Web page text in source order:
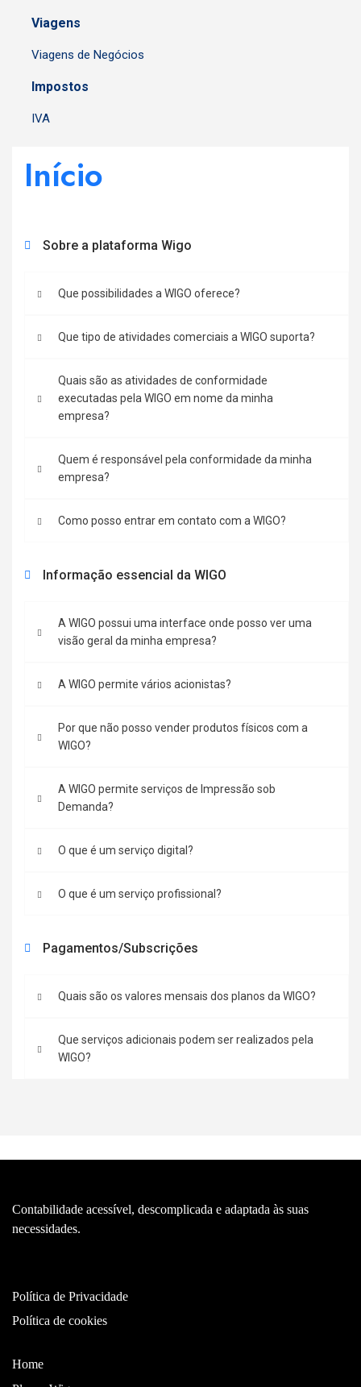
Viagens
Viagens de Negócios
Impostos
IVA
Início
Sobre a plataforma Wigo
Que possibilidades a WIGO oferece?
Que tipo de atividades comerciais a WIGO suporta?
Quais são as atividades de conformidade
executadas pela WIGO em nome da minha
empresa?
Quem é responsável pela conformidade da minha
empresa?
Como posso entrar em contato com a WIGO?
Informação essencial da WIGO
A WIGO possui uma interface onde posso ver uma
visão geral da minha empresa?
A WIGO permite vários acionistas?
Por que não posso vender produtos físicos com a
WIGO?
A WIGO permite serviços de Impressão sob
Demanda?
O que é um serviço digital?
O que é um serviço profissional?
Pagamentos/Subscrições
Quais são os valores mensais dos planos da WIGO?
Que serviços adicionais podem ser realizados pela
WIGO?
Contabilidade acessível, descomplicada e adaptada às suas
necessidades.
Política de Privacidade
Política de cookies
Home